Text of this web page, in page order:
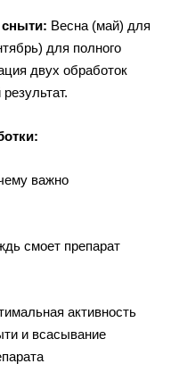
Весна (май) для
для полного
двух обработок
важно
смоет препарат
активность
и всасывание